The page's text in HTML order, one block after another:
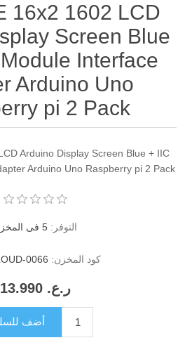
16x2 1602 LCD
Screen Blue
Interface
Arduino Uno
pi 2 Pack
Arduino Display Screen Blue + IIC
Arduino Uno Raspberry pi 2 Pack
التوفر: 5 فى المخزن
كود المخزن: 0066
ر.ع.‏‏ 13.990
أضف